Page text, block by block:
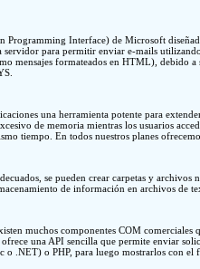
Interface) de Microsoft
para permitir enviar e-mails
mensajes formateados en HTML),
una herramienta potente para
de memoria mientras los usuarios
tiempo. En todos nuestros planes
se pueden crear carpetas y
de información en archivos de
muchos componentes COM
una API sencilla que permite enviar
o .NET) o PHP, para luego mostrarlos con el